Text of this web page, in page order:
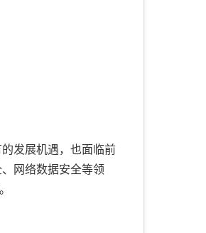
发展机遇，也面临前
网络数据安全等领